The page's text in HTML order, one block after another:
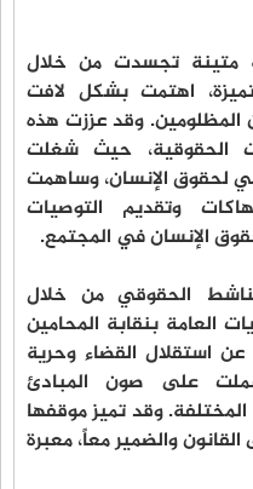
متينة تجسدت من خلال
اهتمت بشكل لافت
المظلومين. وقد عززت هذه
الحقوقية، حيث شغلت
لحقوق الإنسان، وساهمت
وتقديم التوصيات
الإنسان في المجتمع.
الحقوقي من خلال
العامة بنقابة المحامين
عن استقلال القضاء وحرية
على صون المبادئ
وقد تميز موقفها
والضمير معاً، معبرة